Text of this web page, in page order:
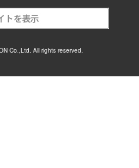
Co.,Ltd. All rights reserved.